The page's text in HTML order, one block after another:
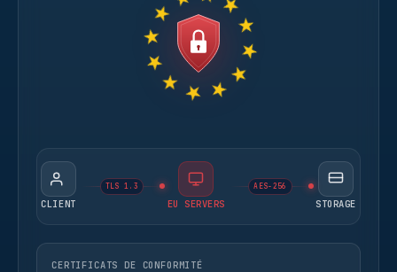
CLIENT
TLS 1.3
EU SERVERS
AES-256
STORAGE
CERTIFICATS DE CONFORMITÉ